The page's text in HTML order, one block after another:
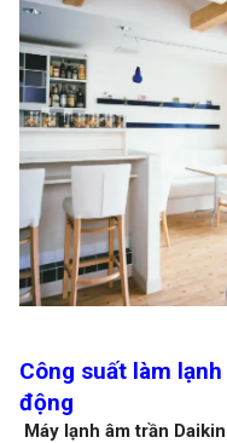
Công suất làm
động
Máy lạnh âm trần